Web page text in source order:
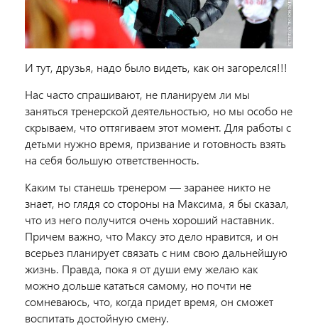
И тут, друзья, надо было видеть, как он загорелся!!!
Нас часто спрашивают, не планируем ли мы
заняться тренерской деятельностью, но мы особо не
скрываем, что оттягиваем этот момент. Для работы с
детьми нужно время, призвание и готовность взять
на себя большую ответственность.
Каким ты станешь тренером — заранее никто не
знает, но глядя со стороны на Максима, я бы сказал,
что из него получится очень хороший наставник.
Причем важно, что Максу это дело нравится, и он
всерьез планирует связать с ним свою дальнейшую
жизнь. Правда, пока я от души ему желаю как
можно дольше кататься самому, но почти не
сомневаюсь, что, когда придет время, он сможет
воспитать достойную смену.